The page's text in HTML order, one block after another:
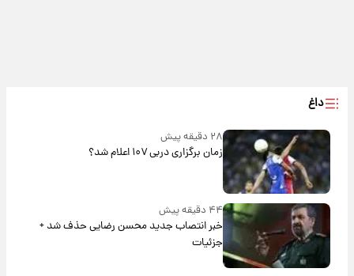
داغ
۲۸ دقیقه پیش
زمان برگزاری دربی ۱۰۷ اعلام شد؟
۴۴ دقیقه پیش
خبر انتصاب جدید محسن رضایی حذف شد +
جزئیات